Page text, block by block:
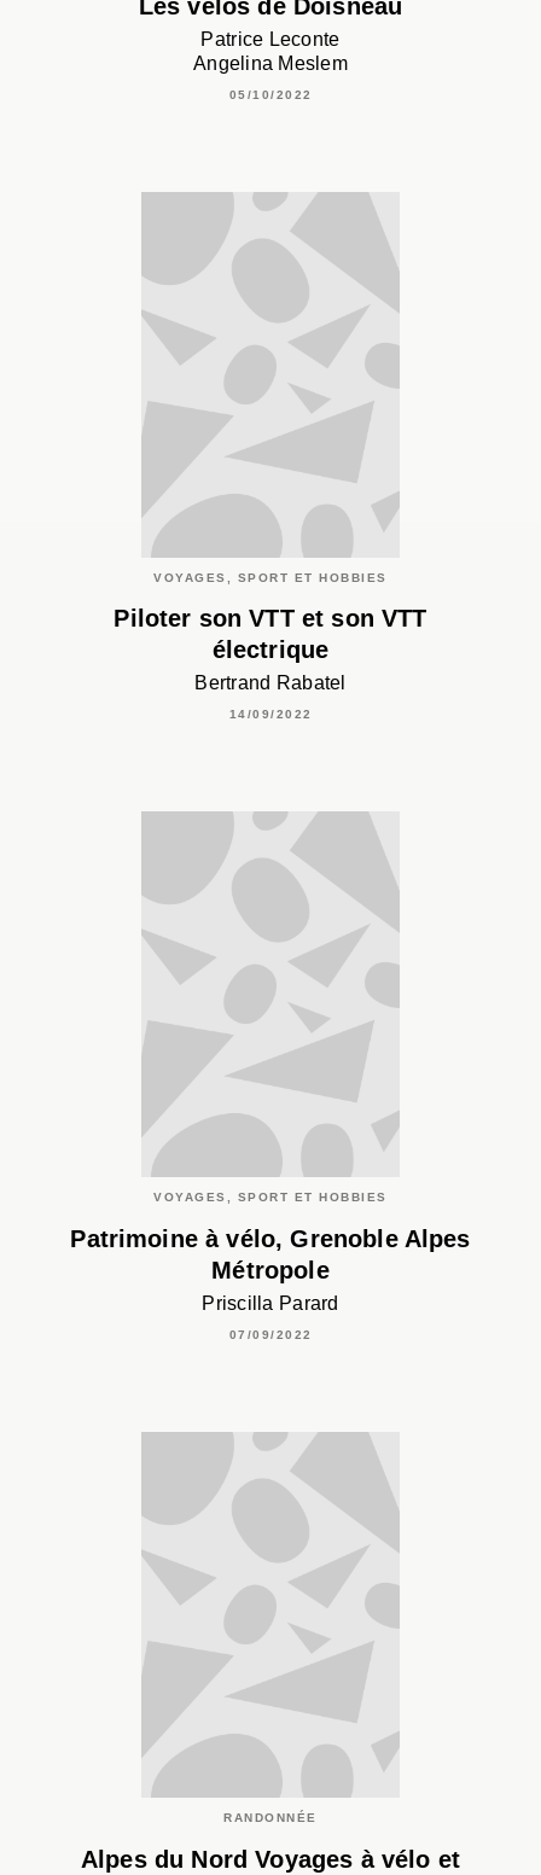
Les vélos de Doisneau
Patrice Leconte
Angelina Meslem
05/10/2022
VOYAGES, SPORT ET HOBBIES
Piloter son VTT et son VTT
électrique
Bertrand Rabatel
14/09/2022
VOYAGES, SPORT ET HOBBIES
Patrimoine à vélo, Grenoble Alpes
Métropole
Priscilla Parard
07/09/2022
RANDONNÉE
Alpes du Nord Voyages à vélo et